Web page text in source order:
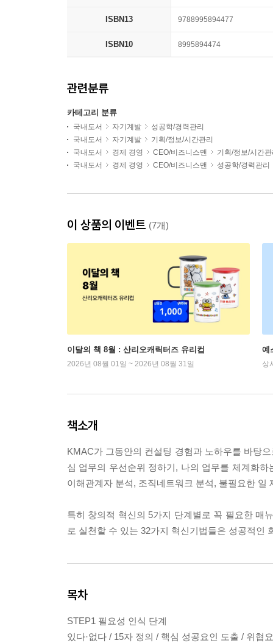
ISBN13 9788995894477
ISBN10 8995894474
관련분류
카테고리 분류
국내도서 자기계발
성공학/경력관리
국내도서
자기계발
기획/정보/시간관리
국내도서
경제 경영 CEO/비즈니스맨
기획/정보/시간
국내도서
경제 경영 CEO/비즈니스맨 성공학/경력관리
이 상품의 이벤트 (7개)
이달의 책 8월 : 산리오캐릭터즈 유리컵
2026년 08월 01일 ~ 2026년 08월 31일
예
상
책소개
KMAC가 그동안의 컨설팅 경험과 노하우를 바탕
심 업무의 우선순위 정하기, 나의 업무를 체계화
이해관계자 분석, 조직네트워크 분석, 불필요한
특히 창의적 혁신의 5가지 단계별로 꼭 필요한 매
로 실천할 수 있는 32가지 혁신기법들은 성공적인
목차
STEP1 필요성 인식 단계
있다·없다 / 15자 정의 / 핵심 성공요인 도출 / 위협